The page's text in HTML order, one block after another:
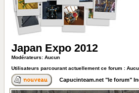
Japan Expo 2012
Modérateurs: Aucun
Utilisateurs parcourant actuellement ce forum :
Capucinteam.net "le forum"